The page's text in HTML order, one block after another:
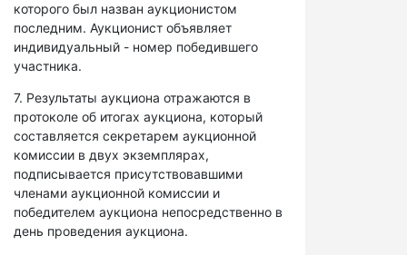
которого был назван аукционистом
последним. Аукционист объявляет
индивидуальный - номер победившего
участника.
7. Результаты аукциона отражаются в
протоколе об итогах аукциона, который
составляется секретарем аукционной
комиссии в двух экземплярах,
подписывается присутствовавшими
членами аукционной комиссии и
победителем аукциона непосредственно в
день проведения аукциона.